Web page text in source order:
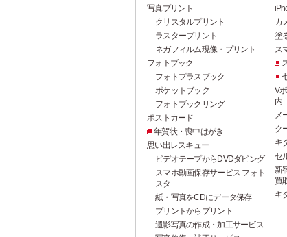
写真プリント
クリスタルプリント
ラスタープリント
ネガフィルム現像・プリント
フォトブック
フォトプラスブック
ポケットブック
フォトブックリング
ポストカード
年賀状・喪中はがき
思い出レスキュー
ビデオテープからDVDダビング
スマホ動画保存サービス フォト
スタ
紙・写真をCDにデータ保存
プリントからプリント
遺影写真の作成・加工サービス
カ
塗
ス
V
内
メ
ク
キ
セ
新
買
キ